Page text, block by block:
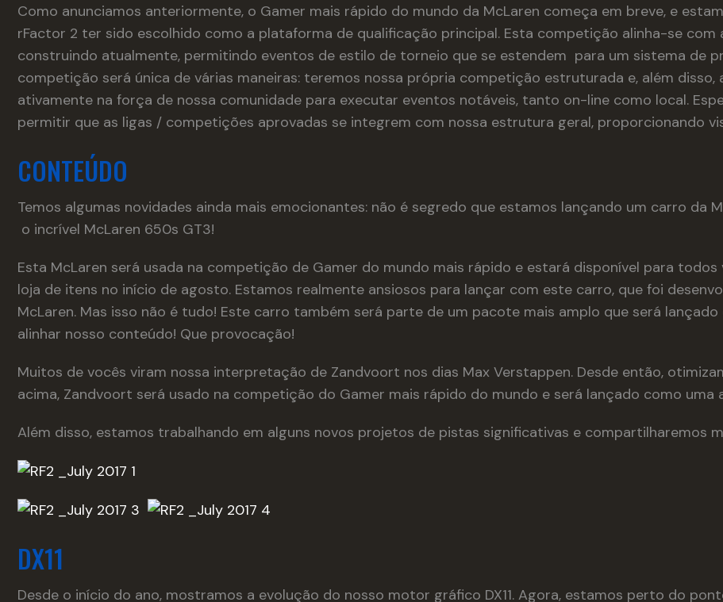
Como anunciamos anteriormente, o Gamer mais rápido do mundo da McLaren começa em breve, e
rFactor 2 ter sido escolhido como a plataforma de qualificação principal. Esta competição alinha-se
construindo atualmente, permitindo eventos de estilo de torneio que se estendem para um sistema de
competição será única de várias maneiras: teremos nossa própria competição estruturada e, além
ativamente na força de nossa comunidade para executar eventos notáveis, tanto on-line como local.
permitir que as ligas / competições aprovadas se integrem com nossa estrutura geral, proporcionando
CONTEÚDO
Temos algumas novidades ainda mais emocionantes: não é segredo que estamos lançando um carro da
o incrível McLaren 650s GT3!
Esta McLaren será usada na competição de Gamer do mundo mais rápido e estará disponível para
loja de itens no início de agosto. Estamos realmente ansiosos para lançar com este carro, que foi
McLaren. Mas isso não é tudo! Este carro também será parte de um pacote mais amplo que será
alinhar nosso conteúdo! Que provocação!
Muitos de vocês viram nossa interpretação de Zandvoort nos dias Max Verstappen. Desde então,
acima, Zandvoort será usado na competição do Gamer mais rápido do mundo e será lançado como uma
Além disso, estamos trabalhando em alguns novos projetos de pistas significativas e compartilharemos
DX11
Desde o início do ano, mostramos a evolução do nosso motor gráfico DX11. Agora, estamos perto do